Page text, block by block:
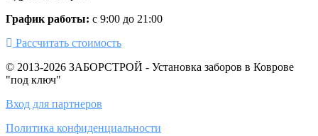
График работы: с 9:00 до 21:00
Рассчитать стоимость
© 2013-2026 ЗАБОРСТРОЙ - Установка заборов в Коврове
"под ключ"
Вход для партнеров
Политика конфиденциальности